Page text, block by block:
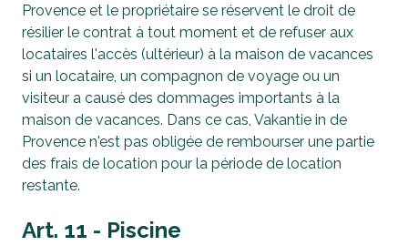
Provence et le propriétaire se réservent le droit de
résilier le contrat à tout moment et de refuser aux
locataires l'accès (ultérieur) à la maison de vacances
si un locataire, un compagnon de voyage ou un
visiteur a causé des dommages importants à la
maison de vacances. Dans ce cas, Vakantie in de
Provence n'est pas obligée de rembourser une partie
des frais de location pour la période de location
restante.
Art. 11 - Piscine